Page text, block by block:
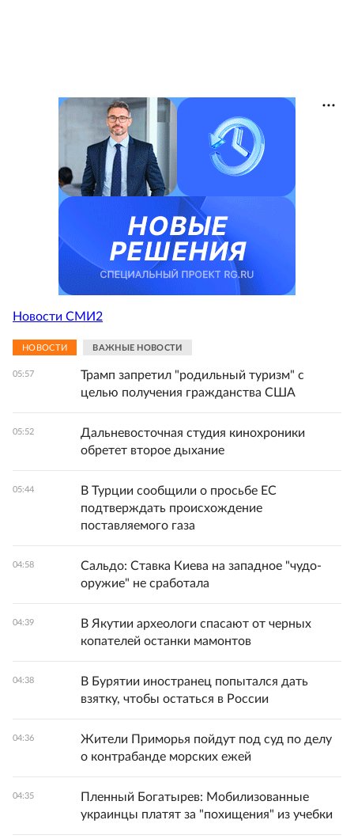
Новости СМИ2
НОВОСТИ ВАЖНЫЕ НОВОСТИ
05:57
Трамп запретил "родильный туризм" с
целью получения гражданства США
05:52
Дальневосточная студия кинохроники
обретет второе дыхание
05:44
В Турции сообщили о просьбе ЕС
подтверждать происхождение
поставляемого газа
04:58
Сальдо: Ставка Киева на западное "чудо-
оружие" не сработала
04:39
В Якутии археологи спасают от черных
копателей останки мамонтов
04:38
В Бурятии иностранец попытался дать
взятку, чтобы остаться в России
04:36
Жители Приморья пойдут под суд по делу
о контрабанде морских ежей
04:35
Пленный Богатырев: Мобилизованные
украинцы платят за "похищения" из учебки